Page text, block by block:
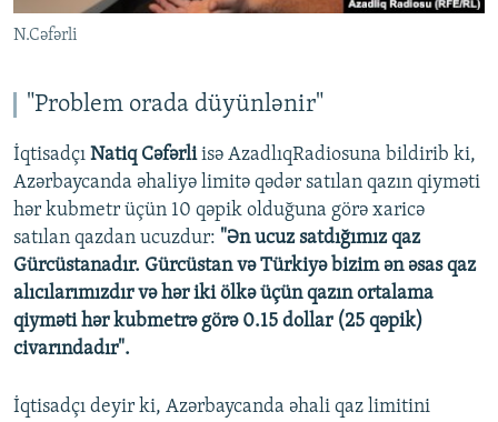
N.Cəfərli
"Problem orada düyünlənir"
İqtisadçı Natiq Cəfərliisə AzadlıqRadiosuna bildirib ki,
Azərbaycanda əhaliyə limitə qədər satılan qazın qiyməti
hər kubmetr üçün 10 qəpik olduğuna görə xaricə
satılan qazdan ucuzdur: "Ən ucuz satdığımız qaz
Gürcüstanadır. Gürcüstan və Türkiyə bizim ən əsas qaz
alıcılarımızdır və hər iki ölkə üçün qazın ortalama
qiyməti hər kubmetrə görə 0.15 dollar (25 qəpik)
civarındadır".
İqtisadçı deyir ki, Azərbaycanda əhali qaz limitini